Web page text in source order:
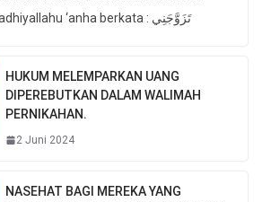
Ta’ala Dari Aisyah radhiyallahu ‘anha berkata : تَزَوَّجَنِي
HUKUM MELEMPARKAN UANG
DIPEREBUTKAN DALAM WALIMAH
PERNIKAHAN.
2 Juni 2024
NASEHAT BAGI MEREKA YANG